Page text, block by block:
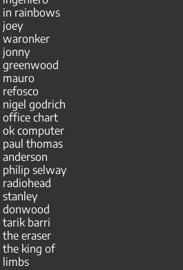
in rainbows
joey
waronker
jonny
greenwood
mauro
refosco
nigel godrich
office chart
ok computer
paul thomas
anderson
philip selway
radiohead
stanley
donwood
tarik barri
the eraser
the king of
limbs